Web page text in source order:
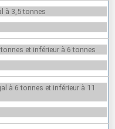
à 3,5 tonnes
et inférieur à 6 tonnes
à 6 tonnes et inférieur à 11